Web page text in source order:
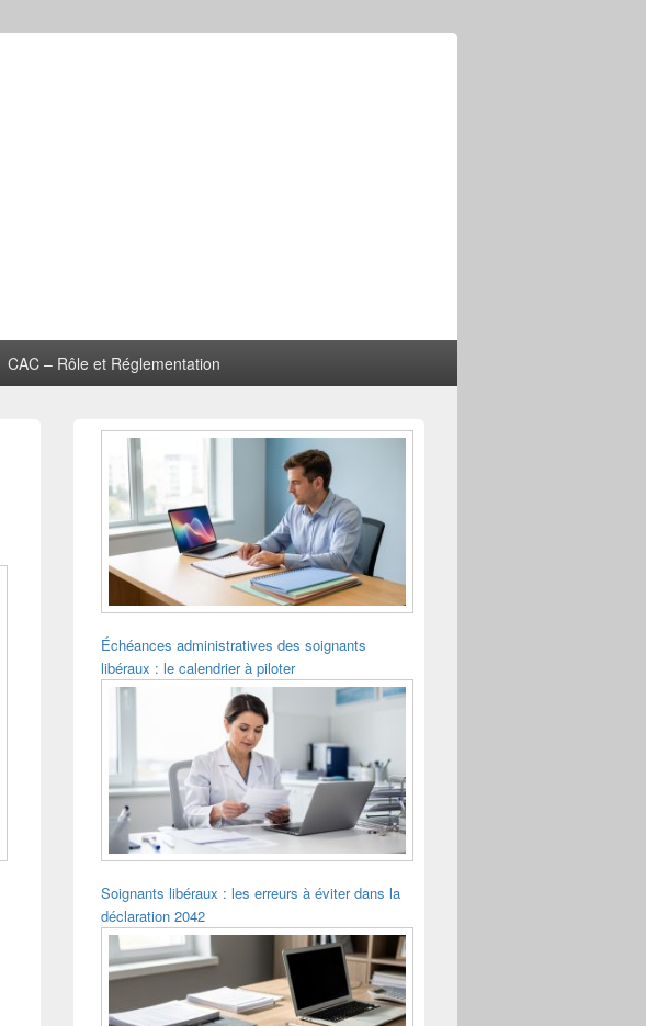
CAC – Rôle et Réglementation
Zone
principale
widget
latérale
Échéances administratives des soignants
libéraux : le calendrier à piloter
Soignants libéraux : les erreurs à éviter dans la
déclaration 2042